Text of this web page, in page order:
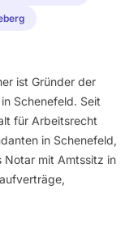
ist Gründer der
Schenefeld. Seit
für Arbeitsrecht
in Schenefeld,
Notar mit Amtssitz in